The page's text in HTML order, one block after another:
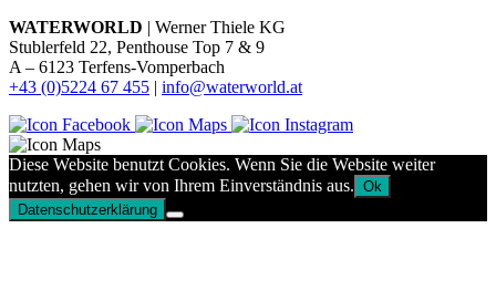
WATERWORLD | Werner Thiele KG
Stublerfeld 22, Penthouse Top 7 & 9
A – 6123 Terfens-Vomperbach
+43 (0)5224 67 455 | info@waterworld.at
Diese Website benutzt Cookies. Wenn Sie die Website weiter
nutzten, gehen wir von Ihrem Einverständnis aus. Ok
Datenschutzerklärung